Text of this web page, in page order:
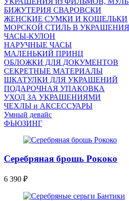
БИЖУТЕРИЯ СВАРОВСКИ
ЖЕНСКИЕ СУМКИ И КОШЕЛЬКИ
МОРСКОЙ СТИЛЬ В
ЧАСЫ-КУЛОН
НАРУЧНЫЕ ЧАСЫ
МАЛЕНЬКИЙ ПРИНЦ
ОБЛОЖКИ ДЛЯ ДОКУМЕНТОВ
СЕКРЕТНЫЕ МАТЕРИАЛЫ
ШКАТУЛКИ ДЛЯ УКРАШЕНИЙ
ПОДАРОЧНАЯ УПАКОВКА
УХОД ЗА УКРАШЕНИЯМИ
ЧEХЛЫ и АКСЕССУАРЫ
Умный девайс
ФЬЮЗИНГ
Серебряная брошь Рококо
6 390 ₽